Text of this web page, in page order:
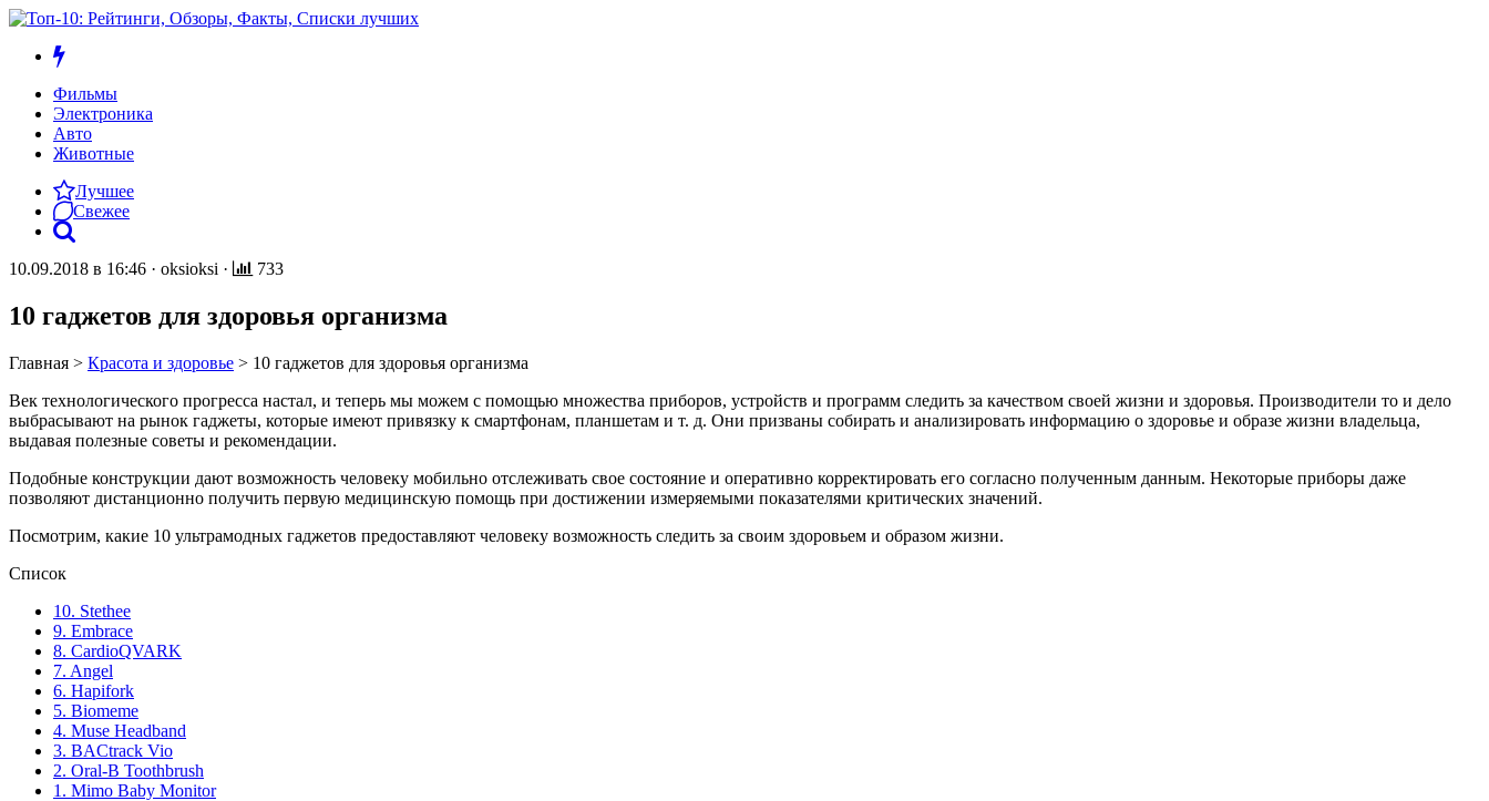
Фильмы
Электроника
Авто
Животные
Лучшее
Свежее
10.09.2018 в 16:46 · oksioksi · 733
10 гаджетов для здоровья организма
Главная > Красота и здоровье > 10 гаджетов для здоровья организма
Век технологического прогресса настал, и теперь мы можем с помощью множества приборов, устройств и программ следить за качеством своей жизни и здоровья. Производители то и дело
выбрасывают на рынок гаджеты, которые имеют привязку к смартфонам, планшетам и т. д. Они призваны собирать и анализировать информацию о здоровье и образе жизни владельца,
выдавая полезные советы и рекомендации.
Подобные конструкции дают возможность человеку мобильно отслеживать свое состояние и оперативно корректировать его согласно полученным данным. Некоторые приборы даже
позволяют дистанционно получить первую медицинскую помощь при достижении измеряемыми показателями критических значений.
Посмотрим, какие 10 ультрамодных гаджетов предоставляют человеку возможность следить за своим здоровьем и образом жизни.
Список
10. Stethee
9. Embrace
8. CardioQVARK
7. Angel
6. Hapifork
5. Biomeme
4. Muse Headband
3. BACtrack Vio
2. Oral-B Toothbrush
1. Mimo Baby Monitor